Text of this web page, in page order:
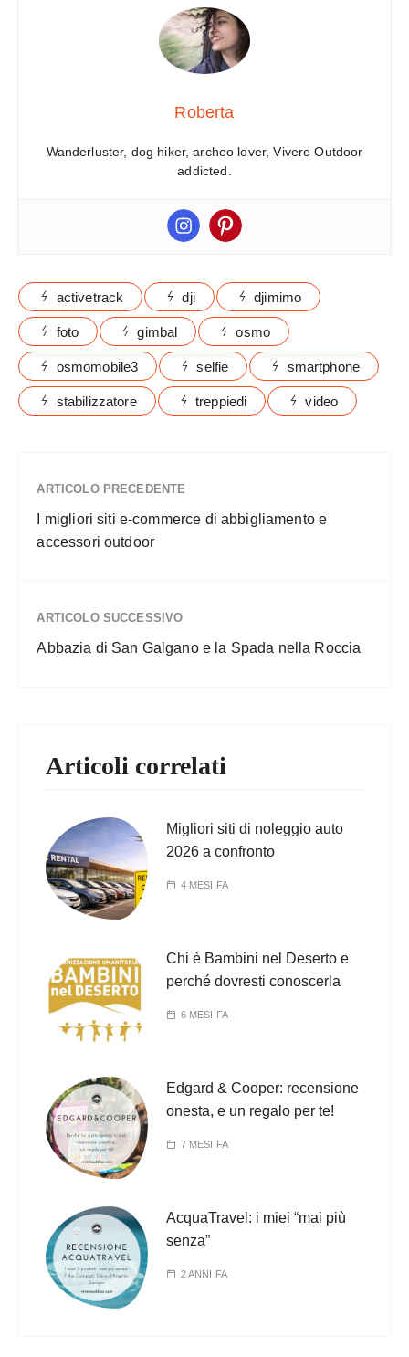
Roberta
Wanderluster, dog hiker, archeo lover, Vivere Outdoor
addicted.
activetrack dji djimimo
foto gimbal osmo
osmomobile3 selfie smartphone
stabilizzatore treppiedi video
ARTICOLO PRECEDENTE
I migliori siti e-commerce di abbigliamento e
accessori outdoor
ARTICOLO SUCCESSIVO
Abbazia di San Galgano e la Spada nella Roccia
Articoli correlati
Migliori siti di noleggio auto
2026 a confronto
4 MESI FA
Chi è Bambini nel Deserto e
perché dovresti conoscerla
6 MESI FA
Edgard & Cooper: recensione
onesta, e un regalo per te!
7 MESI FA
AcquaTravel: i miei “mai più
senza”
2 ANNI FA